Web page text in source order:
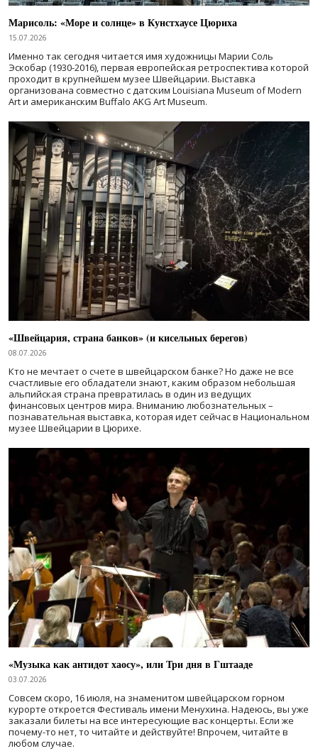
Марисоль: «Море и солнце» в Кунстхаусе Цюриха
15.07.2026
Именно так сегодня читается имя художницы Марии Соль
Эскобар (1930-2016), первая европейская ретроспектива которой
проходит в крупнейшем музее Швейцарии. Выставка
организована совместно с датским Louisiana Museum of Modern
Art и американским Buffalo AKG Art Museum.
«Швейцария, страна банков» (и кисельных берегов)
08.07.2026
Кто не мечтает о счете в швейцарском банке? Но даже не все
счастливые его обладатели знают, каким образом небольшая
альпийская страна превратилась в один из ведущих
финансовых центров мира. Вниманию любознательных –
познавательная выставка, которая идет сейчас в Национальном
музее Швейцарии в Цюрихе.
«Музыка как антидот хаосу», или Три дня в Гштааде
03.07.2026
Совсем скоро, 16 июля, на знаменитом швейцарском горном
курорте откроется Фестиваль имени Менухина. Надеюсь, вы уже
заказали билеты на все интересующие вас концерты. Если же
почему-то нет, то читайте и действуйте! Впрочем, читайте в
любом случае.